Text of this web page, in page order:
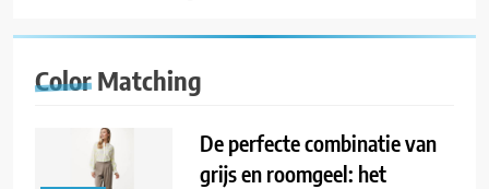
Color Matching
De perfecte combinatie van
grijs en roomgeel: het